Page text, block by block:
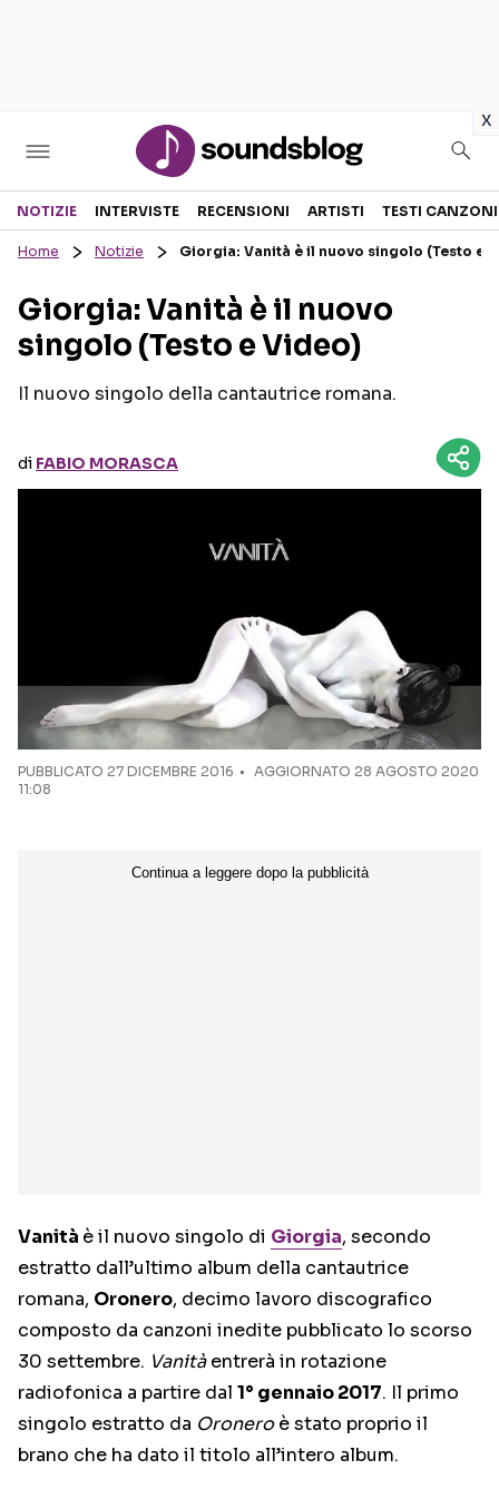
x
Sezioni
RECENSIONI MUSICALI
INTERVISTE
GOSSIP E CURIOSITÀ
TESTI CANZONI
TOUR ED EVENTI
TALENT SHOW
Seguici sui social
NOTIZIE INTERVISTE RECENSIONI ARTISTI TESTI CANZONI
Home Notizie Giorgia: Vanità è il nuovo singolo (Testo e
Giorgia: Vanità è il nuovo
singolo (Testo e Video)
Il nuovo singolo della cantautrice romana.
di FABIO MORASCA
PUBBLICATO 27 DICEMBRE 2016
AGGIORNATO 28 AGOSTO 2020
11:08
Vanità è il nuovo singolo di Giorgia, secondo
estratto dall’ultimo album della cantautrice
romana, Oronero, decimo lavoro discografico
composto da canzoni inedite pubblicato lo scorso
30 settembre. Vanitàentrerà in rotazione
radiofonica a partire dal 1° gennaio 2017. Il primo
singolo estratto da Oroneroè stato proprio il
brano che ha dato il titolo all’intero album.